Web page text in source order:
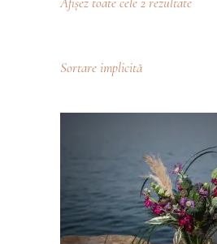
Sortare implicită